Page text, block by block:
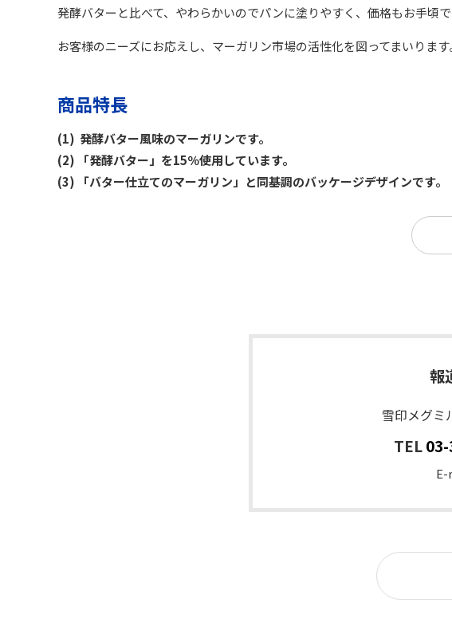
発酵バターと比べて、やわらかいのでパンに塗りやすく、価格もお手頃で
お客様のニーズにお応えし、マーガリン市場の活性化を図ってまいります
商品特長
(1) 発酵バター風味のマーガリンです。
(2) 「発酵バター」を15％使用しています。
(3) 「バター仕立てのマーガリン」と同基調のバッケージデザインです。
報
雪印メグ
TEL